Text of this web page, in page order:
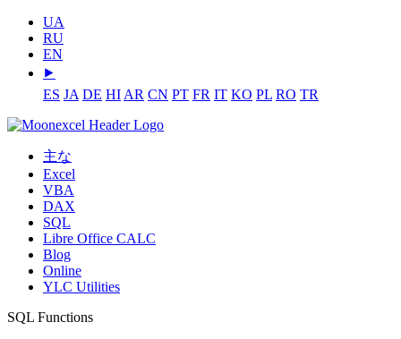
UA
RU
EN
⯈
ES JA DE HI AR CN PT FR IT KO PL RO TR
主な
Excel
VBA
DAX
SQL
Libre Office CALC
Blog
Online
YLC Utilities
SQL Functions